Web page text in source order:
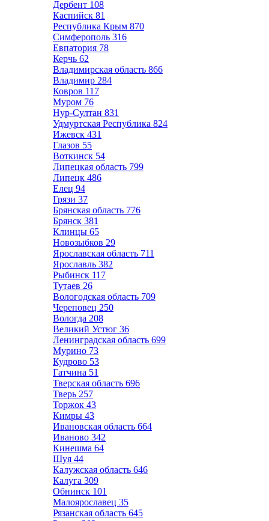
Дербент 108
Каспийск 81
Республика Крым 870
Симферополь 316
Евпатория 78
Керчь 62
Владимирская область 866
Владимир 284
Ковров 117
Муром 76
Нур-Султан 831
Удмуртская Республика 824
Ижевск 431
Глазов 55
Воткинск 54
Липецкая область 799
Липецк 486
Елец 94
Грязи 37
Брянская область 776
Брянск 381
Клинцы 65
Новозыбков 29
Ярославская область 711
Ярославль 382
Рыбинск 117
Тутаев 26
Вологодская область 709
Череповец 250
Вологда 208
Великий Устюг 36
Ленинградская область 699
Мурино 73
Кудрово 53
Гатчина 51
Тверская область 696
Тверь 257
Торжок 43
Кимры 43
Ивановская область 664
Иваново 342
Кинешма 64
Шуя 44
Калужская область 646
Калуга 309
Обнинск 101
Малоярославец 35
Рязанская область 645